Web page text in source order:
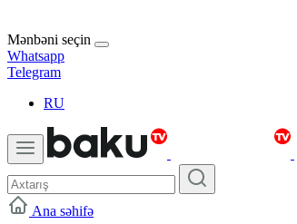
Mənbəni seçin
Whatsapp
Telegram
RU
Ana səhifə